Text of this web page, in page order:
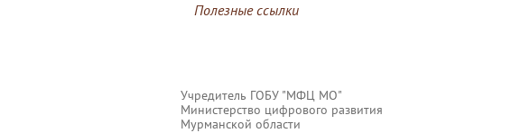
Полезные ссылки
Учредитель ГОБУ "МФЦ МО"
Министерство цифрового развития
Мурманской области